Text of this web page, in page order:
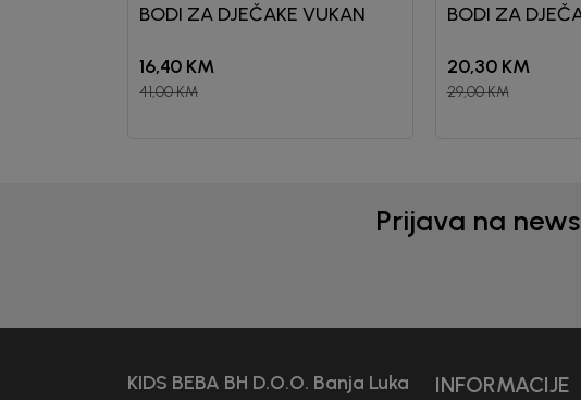
BODI ZA DJEČAKE VUKAN
16,40 KM
41,00KM
BODI ZA
20,30 KM
29,00KM
Prijava na
KIDS BEBA BH D.O.O. Banja Luka INFORMACIJE